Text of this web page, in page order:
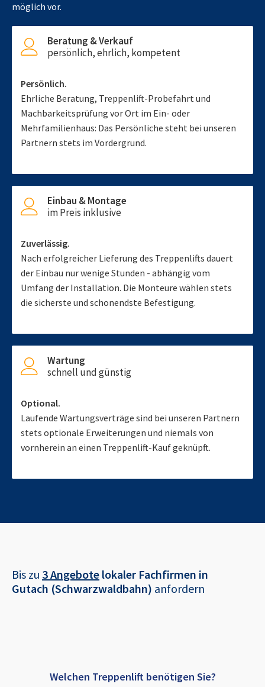
möglich vor.
Beratung & Verkauf
persönlich, ehrlich, kompetent
Persönlich.
Ehrliche Beratung, Treppenlift-Probefahrt und
Machbarkeitsprüfung vor Ort im Ein- oder
Mehrfamilienhaus: Das Persönliche steht bei unseren
Partnern stets im Vordergrund.
Einbau & Montage
im Preis inklusive
Zuverlässig.
Nach erfolgreicher Lieferung des Treppenlifts dauert
der Einbau nur wenige Stunden - abhängig vom
Umfang der Installation. Die Monteure wählen stets
die sicherste und schonendste Befestigung.
Wartung
schnell und günstig
Optional.
Laufende Wartungsverträge sind bei unseren Partnern
stets optionale Erweiterungen und niemals von
vornherein an einen Treppenlift-Kauf geknüpft.
Bis zu 3 Angebote lokaler Fachfirmen in
Gutach (Schwarzwaldbahn) anfordern
Welchen Treppenlift benötigen Sie?